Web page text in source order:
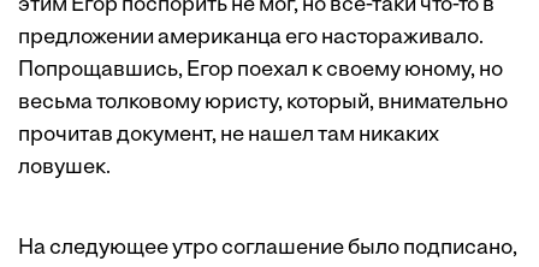
этим Егор поспорить не мог, но все-таки что-то в
предложении американца его настораживало.
Попрощавшись, Егор поехал к своему юному, но
весьма толковому юристу, который, внимательно
прочитав документ, не нашел там никаких
ловушек.
На следующее утро соглашение было подписано,